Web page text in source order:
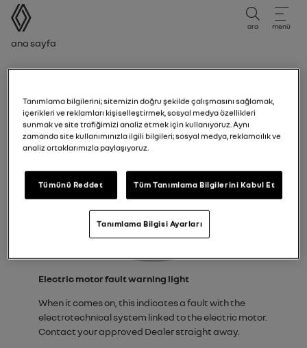
kullanıcı kılavuzu
ara menü
Gezinti çubuğu
Ana sayfa
Electric motor fault warning light
When it comes on, this indicates a fault with the
electrotechnical system linked to the electric motor.
Contact your approved Dealer straight away.
Tanımlama bilgilerini; sitemizin doğru şekilde çalışmasını sağlamak,
içerikleri ve reklamları kişiselleştirmek, sosyal medya özellikleri
sunmak ve site trafiğimizi analiz etmek için kullanıyoruz. Aynı
zamanda site kullanımınızla ilgili bilgileri; sosyal medya, reklamcılık ve
analiz ortaklarımızla paylaşıyoruz.
Tümünü Reddet Tüm Tanımlama Bilgilerini Kabul Et
Tanımlama Bilgisi Ayarları